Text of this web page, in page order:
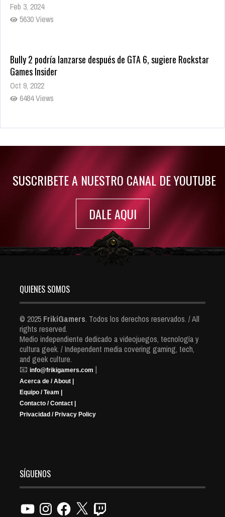
Feb 3, 2024
5630 Views
Bully 2 podría lanzarse después de GTA 6, sugiere Rockstar
Games Insider
Oct 9, 2022
6484 Views
Rumor: Se filtran los primeros detalles de Resident Evil 9
SUSCRIBETE A NUESTRO CANAL DE YOUTUBE
DALE AQUI
QUIENES SOMOS
© 2025 FrikiGamers. Todos los derechos reservados. / All
rights reserved.
Medio independiente dedicado a videojuegos, tecnología y
cultura geek. / Independent media covering gaming, tech,
and geek culture.
📧 info@frikigamers.com |
Acerca de / About |
Equipo / Team |
Contacto / Contact |
Privacidad / Privacy Policy
SÍGUENOS
YouTubeInstagramFacebook
X Twitch